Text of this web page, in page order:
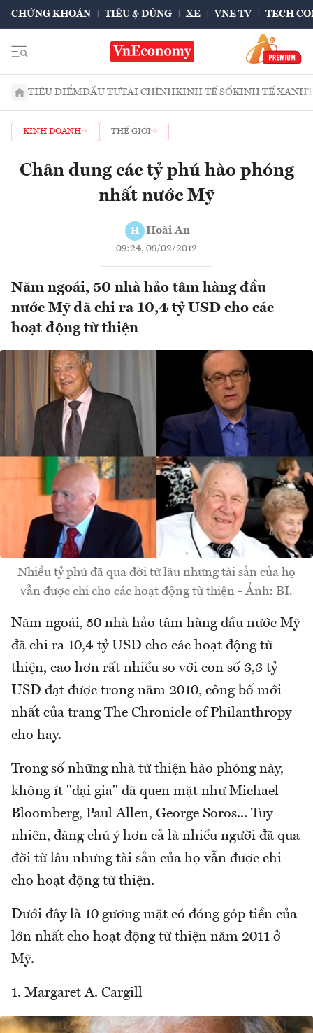
CHỨNG KHOÁN TIÊU & DÙNG XE VNE TV TECH
TIÊU ĐIỂMĐẦU TƯTÀI CHÍNHKINH TẾ SỐKINH TẾ XANH
KINH DOANH THẾ GIỚI
Chân dung các tỷ phú hào phóng
nhất nước Mỹ
H Hoài An
09:24, 08/02/2012
Năm ngoái, 50 nhà hảo tâm hàng đầu
nước Mỹ đã chi ra 10,4 tỷ USD cho các
hoạt động từ thiện
Nhiều tỷ phú đã qua đời từ lâu nhưng tài sản của họ
vẫn được chi cho các hoạt động từ thiện - Ảnh: BI.
Năm ngoái, 50 nhà hảo tâm hàng đầu nước Mỹ
đã chi ra 10,4 tỷ USD cho các hoạt động từ
thiện, cao hơn rất nhiều so với con số 3,3 tỷ
USD đạt được trong năm 2010, công bố mới
nhất của trang The Chronicle of Philanthropy
cho hay.
Trong số những nhà từ thiện hào phóng này,
không ít "đại gia" đã quen mặt như Michael
Bloomberg, Paul Allen, George Soros... Tuy
nhiên, đáng chú ý hơn cả là nhiều người đã qua
đời từ lâu nhưng tài sản của họ vẫn được chi
cho hoạt động từ thiện.
Dưới đây là 10 gương mặt có đóng góp tiền của
lớn nhất cho hoạt động từ thiện năm 2011 ở
Mỹ.
1. Margaret A. Cargill